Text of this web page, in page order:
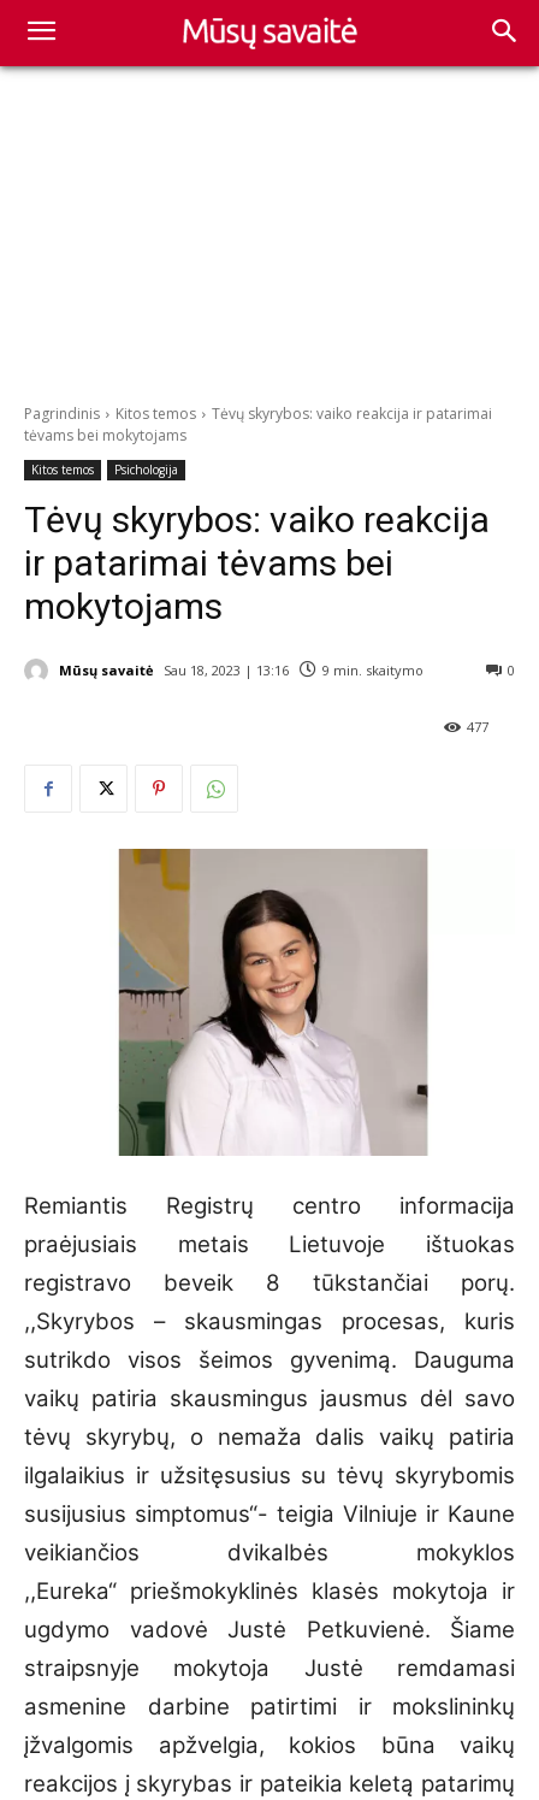
Pagrindinis Kitos temos
Tėvų skyrybos: vaiko reakcija ir patarimai
tėvams bei mokytojams
Kitos temos Psichologija
Tėvų skyrybos: vaiko reakcija
ir patarimai tėvams bei
mokytojams
Mūsų savaitė Sau 18, 2023 | 13:16 9 min. skaitymo 0
477
Remiantis Registrų centro informacija
praėjusiais metais Lietuvoje ištuokas
registravo beveik 8 tūkstančiai porų.
,,Skyrybos – skausmingas procesas, kuris
sutrikdo visos šeimos gyvenimą. Dauguma
vaikų patiria skausmingus jausmus dėl savo
tėvų skyrybų, o nemaža dalis vaikų patiria
ilgalaikius ir užsitęsusius su tėvų skyrybomis
susijusius simptomus“- teigia Vilniuje ir Kaune
veikiančios dvikalbės mokyklos
,,Eureka“ priešmokyklinės klasės mokytoja ir
ugdymo vadovė Justė Petkuvienė. Šiame
straipsnyje mokytoja Justė remdamasi
asmenine darbine patirtimi ir mokslininkų
įžvalgomis apžvelgia, kokios būna vaikų
reakcijos į skyrybas ir pateikia keletą patarimų